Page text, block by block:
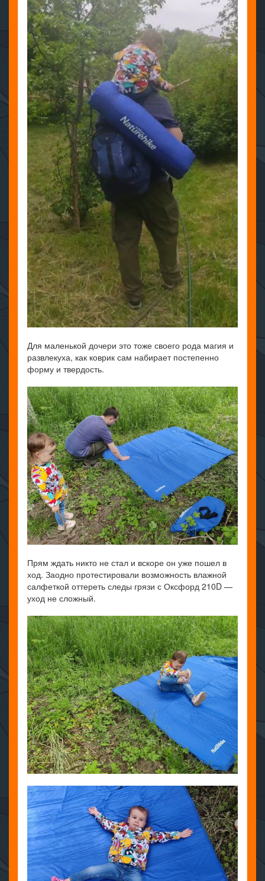
Для маленькой дочери это тоже своего рода магия и
развлекуха, как коврик сам набирает постепенно
форму и твердость.
Прям ждать никто не стал и вскоре он уже пошел в
ход. Заодно протестировали возможность влажной
салфеткой оттереть следы грязи с Оксфорд 210D —
уход не сложный.